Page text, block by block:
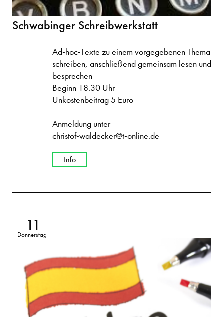
Schwabinger Schreibwerkstatt
Ad-hoc-Texte zu einem vorgegebenen Thema
schreiben, anschließend gemeinsam lesen und
besprechen
Beginn 18.30 Uhr
Unkostenbeitrag 5 Euro
Anmeldung unter
christof-waldecker@t-online.de
Info
11
Donnerstag